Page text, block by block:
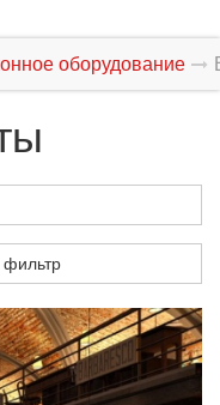
оборудование
фильтр